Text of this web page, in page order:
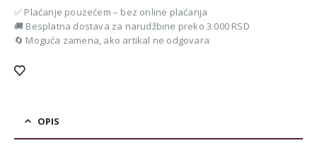
✅ Plaćanje pouzećem – bez online plaćanja
🚚 Besplatna dostava za narudžbine preko 3.000 RSD
🔄 Moguća zamena, ako artikal ne odgovara
OPIS